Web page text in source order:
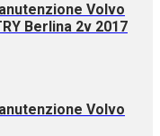
Volvo
Berlina 2v 2017
Volvo